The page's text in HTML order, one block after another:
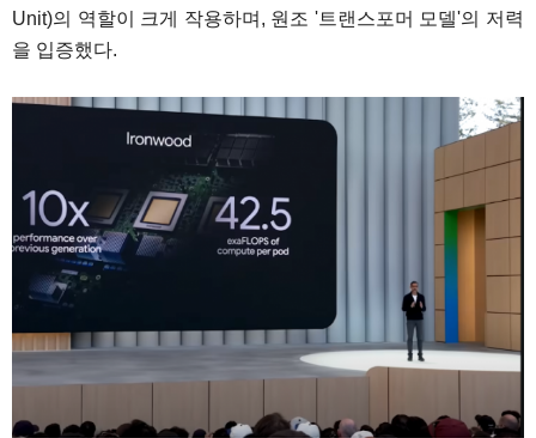
Unit)의 역할이 크게 작용하며, 원조 '트랜스포머 모델'의 저력
을 입증했다.